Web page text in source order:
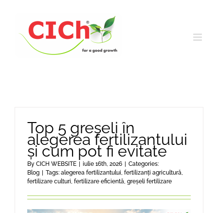
Top 5 greșeli în
alegerea fertilizantului
și cum pot fi evitate
By CICH WEBSITE | iulie 16th, 2026 | Categories:
Blog | Tags: alegerea fertilizantului fertilizanți agricultură
fertilizare culturi fertilizare eficientă greșeli fertilizare